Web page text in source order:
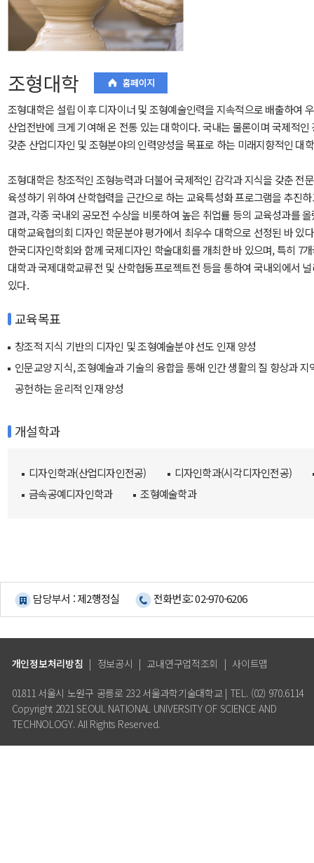
조형대학
조형대학은 설립 이후 디자이너 및 조형예술인력을 지속적으로 배출하여
산업전반에 크게 기여해 온 전통 있는 대학이다. 국내는 물론이며 국제적인
갖춘 산업디자인 및 조형분야의 인력양성을 목표로 하는 미래지향적인 대
조형대학은 창조적인 조형능력과 더불어 국제적인 감각과 지식을 갖춘 전
육성하기 위하여 산학협력을 근간으로 하는 교육특성화 프로그램을 추진
결과, 각종 국내외 공모전 수상을 비롯하여 높은 취업률 등의 교육성과를
대학교육협의회 디자인 학문분야 평가에서 최우수 대학으로 선정된 바 있
한국디자인학회와 함께 국제디자인 학술대회를 개최한 바 있으며, 특히 7
대학과 국제대학교류전 및 산학협동프로젝트전 등을 통하여 국내외에서
있다.
교육목표
창조적 지식 기반의 디자인 및 조형예술분야 선도 인재 양성
인문교양 지식, 조형예술과 기술의 융합을 통해 인간 생활의 질 향상과 지
공헌하는 윤리적 인재 양성
개설학과
디자인학과(산업디자인전공)
디자인학과(시각디자인전공)
금속공예디자인학과
조형예술학과
담당부서 : 제2행정실 전화번호: 02-970-6206
개인정보처리방침 | 정보공시 | 교내연구업적조회 | 사이트맵
01811 서울시 노원구 공릉로 232 서울과학기술대학교 | TEL. (02) 970.6114
Copyright 2021 SEOUL NATIONAL UNIVERSITY OF SCIENCE AND
TECHNOLOGY. All Rights Reserved.